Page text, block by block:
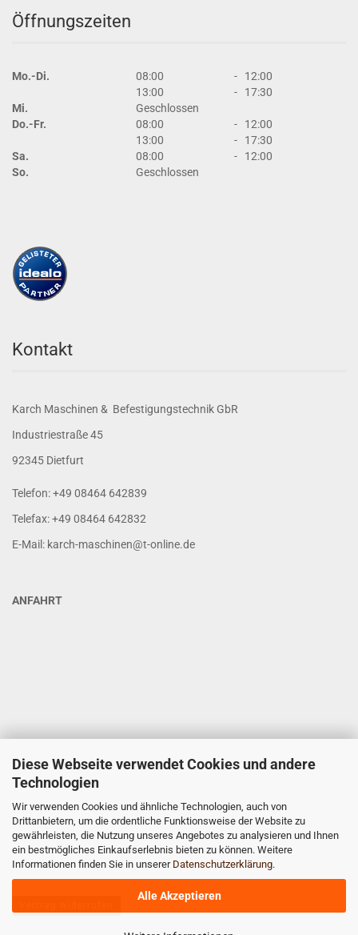
Diese Webseite verwendet Cookies und andere
Technologien
Wir verwenden Cookies und ähnliche Technologien, auch von
Drittanbietern, um die ordentliche Funktionsweise der Website zu
gewährleisten, die Nutzung unseres Angebotes zu analysieren und Ihnen
ein bestmögliches Einkaufserlebnis bieten zu können. Weitere
Informationen finden Sie in unserer Datenschutzerklärung.
Alle Akzeptieren
Öffnungszeiten
Mo.-Di. 08:00 -
12:00
13:00
-
17:30
Mi.
Geschlossen
Do.-Fr.
08:00 -
12:00
13:00
-
17:30
Sa.
08:00 -
12:00
So.
Geschlossen
Kontakt
Karch Maschinen & Befestigungstechnik GbR
Industriestraße 45
92345 Dietfurt
Telefon: +49 08464 642839
Telefax: +49 08464 642832
E-Mail: karch-maschinen@t-online.de
ANFAHRT